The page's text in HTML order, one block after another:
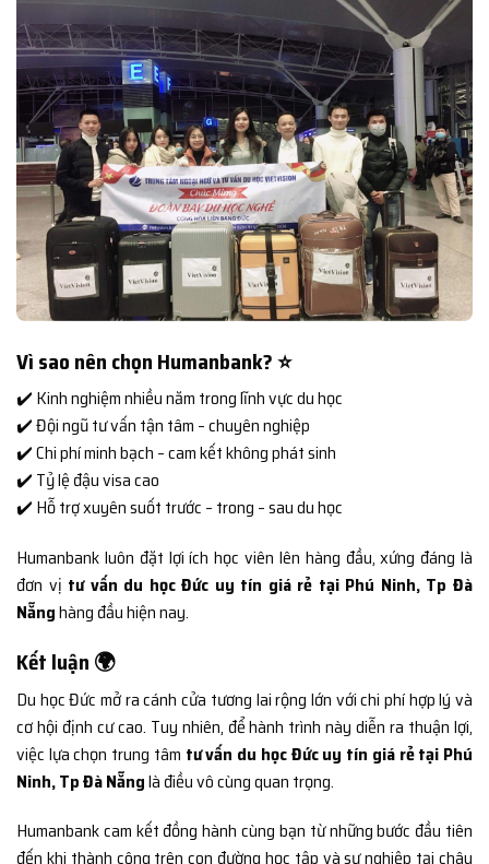
Vì sao nên chọn Humanbank? ⭐
✔️ Kinh nghiệm nhiều năm trong lĩnh vực du học
✔️ Đội ngũ tư vấn tận tâm – chuyên nghiệp
✔️ Chi phí minh bạch – cam kết không phát sinh
✔️ Tỷ lệ đậu visa cao
✔️ Hỗ trợ xuyên suốt trước – trong – sau du học
Humanbank luôn đặt lợi ích học viên lên hàng đầu, xứng đáng là
đơn vị tư vấn du học Đức uy tín giá rẻ tại Phú Ninh, Tp Đà
Nẵnghàng đầu hiện nay.
Kết luận 🌍
Du học Đức mở ra cánh cửa tương lai rộng lớn với chi phí hợp lý và
cơ hội định cư cao. Tuy nhiên, để hành trình này diễn ra thuận lợi,
việc lựa chọn trung tâm tư vấn du học Đức uy tín giá rẻ tại Phú
Ninh, Tp Đà Nẵnglà điều vô cùng quan trọng.
Humanbank cam kết đồng hành cùng bạn từ những bước đầu tiên
đến khi thành công trên con đường học tập và sự nghiệp tại châu